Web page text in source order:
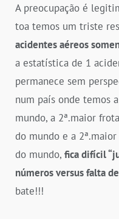
A preocupação é
toa temos um triste
acidentes aéreos
a estatística de 1
permanece sem
num país onde temos
mundo, a 2ª.maior
do mundo e a
do mundo, fica difícil
números versus falta
bate!!!